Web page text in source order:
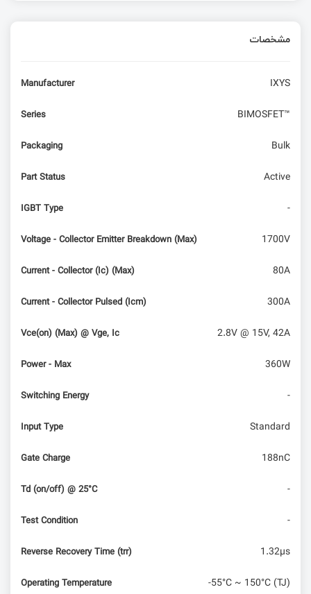
مشخصات
Manufacturer IXYS
Series BIMOSFET™
Packaging Bulk
Part Status Active
IGBT Type -
Voltage - Collector Emitter Breakdown (Max) 1700V
Current - Collector (Ic) (Max) 80A
Current - Collector Pulsed (Icm) 300A
Vce(on) (Max) @ Vge, Ic 2.8V @ 15V, 42A
Power - Max 360W
Switching Energy -
Input Type Standard
Gate Charge 188nC
Td (on/off) @ 25°C -
Test Condition -
Reverse Recovery Time (trr) 1.32µs
Operating Temperature -55°C ~ 150°C (TJ)